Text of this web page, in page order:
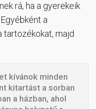
rá, ha a gyerekeik
a
tartozékokat, majd
kívánok minden
kitartást a sorban
a házban, ahol